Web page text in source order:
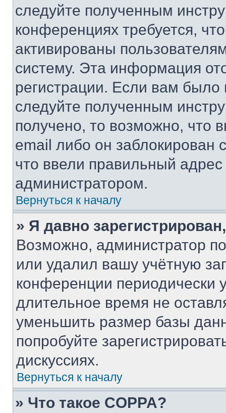
следуйте полученным
конференциях требуется,
активированы
систему. Эта информация
регистрации. Если вам
следуйте полученным
получено, то возможно, что
email либо он
что ввели правильный адрес
администратором.
Вернуться к началу
» Я давно
Возможно, администратор
или удалил вашу учётную
конференции периодически
длительное время не
уменьшить размер базы
попробуйте
дискуссиях.
Вернуться к началу
» Что такое COPPA?